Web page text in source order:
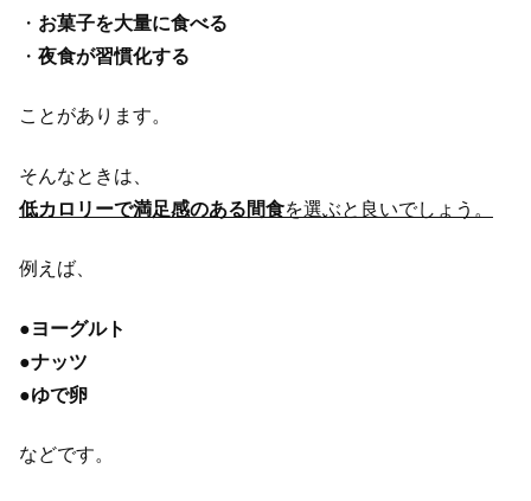
・ お菓子を大量に食べる
・ 夜食が習慣化する
ことがあります。
そんなときは、
低カロリーで満足感のある間食を選ぶと良いでしょう。
例えば、
●ヨーグルト
●ナッツ
●ゆで卵
などです。